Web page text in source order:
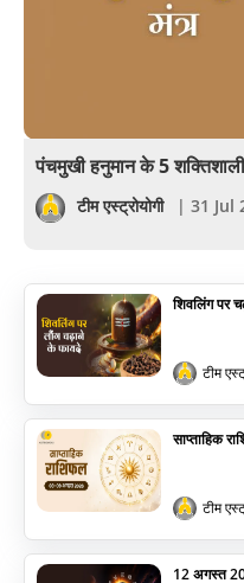
सेलिब्रिटी
योग
अन्य
पंचमुखी हनुमान के 5
टीम एस्ट्रोयोगी | 31 Jul
शिवलिंग पर
टीम
साप्ताहिक
टीम
12 अगस्त